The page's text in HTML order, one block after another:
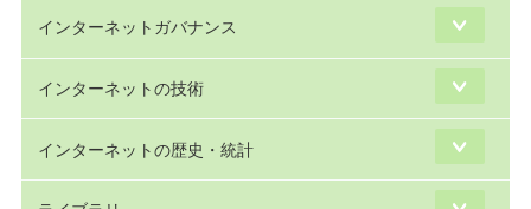
インターネットガバナンス
インターネットの技術
インターネットの歴史・統計